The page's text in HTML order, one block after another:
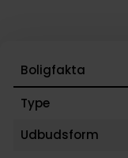
Boligfakta
Type
Udbudsform